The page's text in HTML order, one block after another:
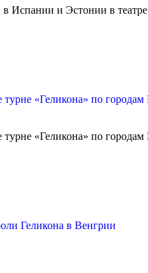
Испании и Эстонии в
турне «Геликона» по
турне «Геликона» по
Геликона в Венгрии